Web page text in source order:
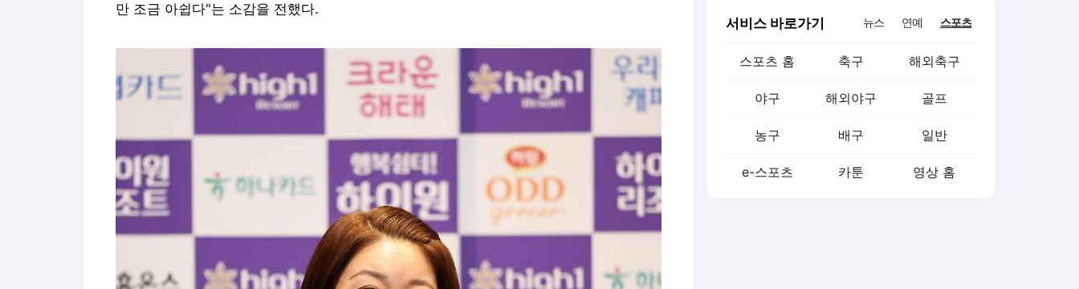
만 조금 아쉽다"는 소감을 전했다.
서비스 바로가기 뉴스 연예 스포츠
스포츠 홈 축구 해외축구
야구 해외야구 골프
농구 배구 일반
e-스포츠 카툰 영상 홈